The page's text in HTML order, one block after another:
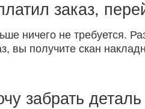
заказ,
ничего не требуется.
вы получите скан
забрать